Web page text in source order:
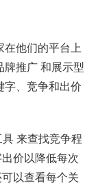
在他们的平台上
推广 和展示型
字、竞争和出价
来查找竞争程
价以降低每次
以查看每个关